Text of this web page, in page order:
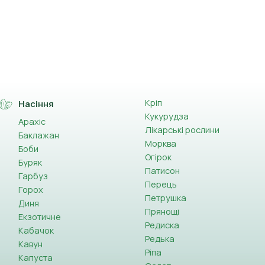
Насіння
Арахіс
Баклажан
Боби
Буряк
Гарбуз
Горох
Диня
Екзотичне
Кабачок
Кавун
Капуста
Кріп
Кукурудза
Лікарські рослини
Морква
Огірок
Патисон
Перець
Петрушка
Прянощі
Редиска
Редька
Ріпа